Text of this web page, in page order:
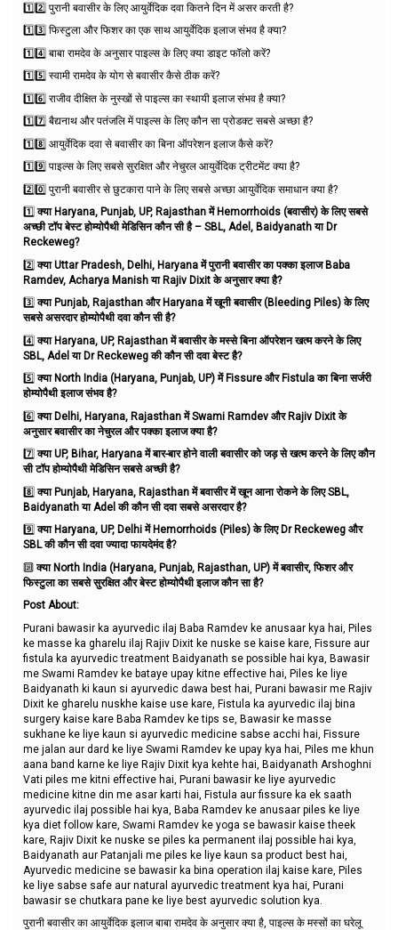
1️⃣2️⃣ पुरानी बवासीर के लिए आयुर्वेदिक दवा कितने दिन में असर करती है?
1️⃣3️⃣ फिस्टुला और फिशर का एक साथ आयुर्वेदिक इलाज संभव है क्या?
1️⃣4️⃣ बाबा रामदेव के अनुसार पाइल्स के लिए क्या डाइट फॉलो करें?
1️⃣5️⃣ स्वामी रामदेव के योग से बवासीर कैसे ठीक करें?
1️⃣6️⃣ राजीव दीक्षित के नुस्खों से पाइल्स का स्थायी इलाज संभव है क्या?
1️⃣7️⃣ बैद्यनाथ और पतंजलि में पाइल्स के लिए कौन सा प्रोडक्ट सबसे अच्छा है?
1️⃣8️⃣ आयुर्वेदिक दवा से बवासीर का बिना ऑपरेशन इलाज कैसे करें?
1️⃣9️⃣ पाइल्स के लिए सबसे सुरक्षित और नेचुरल आयुर्वेदिक ट्रीटमेंट क्या है?
2️⃣0️⃣ पुरानी बवासीर से छुटकारा पाने के लिए सबसे अच्छा आयुर्वेदिक समाधान क्या है?
1️⃣क्या Haryana, Punjab, UP, Rajasthan में Hemorrhoids (बवासीर) के लिए सबसे
अच्छी टॉप बेस्ट होम्योपैथी मेडिसिन कौन सी है – SBL, Adel, Baidyanath या Dr
Reckeweg?
2️⃣क्या Uttar Pradesh, Delhi, Haryana में पुरानी बवासीर का पक्का इलाज Baba
Ramdev, Acharya Manish या Rajiv Dixit के अनुसार क्या है?
3️⃣क्या Punjab, Rajasthan और Haryana में खूनी बवासीर (Bleeding Piles) के लिए
सबसे असरदार होम्योपैथी दवा कौन सी है?
4️⃣क्या Haryana, UP, Rajasthan में बवासीर के मस्से बिना ऑपरेशन खत्म करने के लिए
SBL, Adel या Dr Reckeweg की कौन सी दवा बेस्ट है?
5️⃣क्या North India (Haryana, Punjab, UP) में Fissure और Fistula का बिना सर्जरी
होम्योपैथी इलाज संभव है?
6️⃣क्या Delhi, Haryana, Rajasthan में Swami Ramdev और Rajiv Dixit के
अनुसार बवासीर का नेचुरल और पक्का इलाज क्या है?
7️⃣क्या UP, Bihar, Haryana में बार-बार होने वाली बवासीर को जड़ से खत्म करने के लिए कौन
सी टॉप होम्योपैथी मेडिसिन सबसे अच्छी है?
8️⃣क्या Punjab, Haryana, Rajasthan में बवासीर में खून आना रोकने के लिए SBL,
Baidyanath या Adel की कौन सी दवा सबसे असरदार है?
9️⃣क्या Haryana, UP, Delhi में Hemorrhoids (Piles) के लिए Dr Reckeweg और
SBL की कौन सी दवा ज्यादा फायदेमंद है?
🔟क्या North India (Haryana, Punjab, Rajasthan, UP) में बवासीर, फिशर और
फिस्टुला का सबसे सुरक्षित और बेस्ट होम्योपैथी इलाज कौन सा है?
Post About:
Purani bawasir ka ayurvedic ilaj Baba Ramdev ke anusaar kya hai, Piles
ke masse ka gharelu ilaj Rajiv Dixit ke nuske se kaise kare, Fissure aur
fistula ka ayurvedic treatment Baidyanath se possible hai kya, Bawasir
me Swami Ramdev ke bataye upay kitne effective hai, Piles ke liye
Baidyanath ki kaun si ayurvedic dawa best hai, Purani bawasir me Rajiv
Dixit ke gharelu nuskhe kaise use kare, Fistula ka ayurvedic ilaj bina
surgery kaise kare Baba Ramdev ke tips se, Bawasir ke masse
sukhane ke liye kaun si ayurvedic medicine sabse acchi hai, Fissure
me jalan aur dard ke liye Swami Ramdev ke upay kya hai, Piles me khun
aana band karne ke liye Rajiv Dixit kya kehte hai, Baidyanath Arshoghni
Vati piles me kitni effective hai, Purani bawasir ke liye ayurvedic
medicine kitne din me asar karti hai, Fistula aur fissure ka ek saath
ayurvedic ilaj possible hai kya, Baba Ramdev ke anusaar piles ke liye
kya diet follow kare, Swami Ramdev ke yoga se bawasir kaise theek
kare, Rajiv Dixit ke nuske se piles ka permanent ilaj possible hai kya,
Baidyanath aur Patanjali me piles ke liye kaun sa product best hai,
Ayurvedic medicine se bawasir ka bina operation ilaj kaise kare, Piles
ke liye sabse safe aur natural ayurvedic treatment kya hai, Purani
bawasir se chutkara pane ke liye best ayurvedic solution kya.
पुरानी बवासीर का आयुर्वेदिक इलाज बाबा रामदेव के अनुसार क्या है, पाइल्स के मस्सों का घरेलू